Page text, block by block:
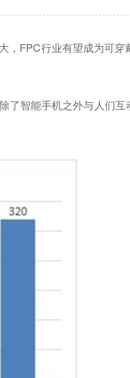
，FPC行业有望成为可
了智能手机之外与人们